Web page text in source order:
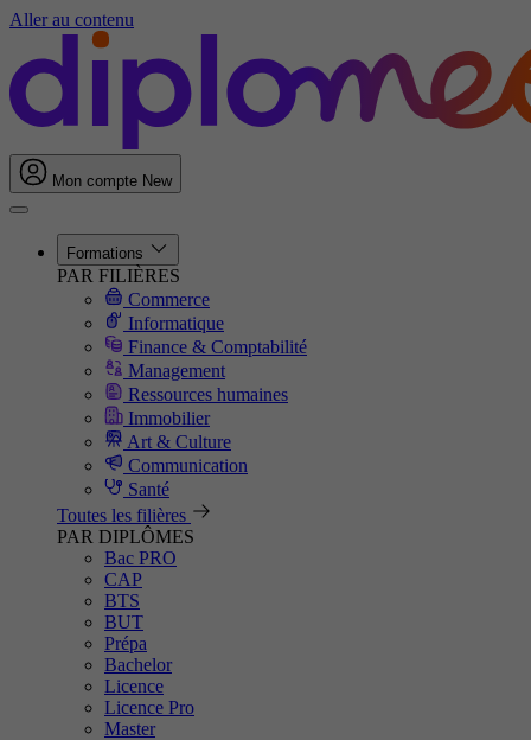
Aller au contenu
Mon compte New
Formations
PAR FILIÈRES
Commerce
Informatique
Finance & Comptabilité
Management
Ressources humaines
Immobilier
Art & Culture
Communication
Santé
Toutes les filières
PAR DIPLÔMES
Bac PRO
CAP
BTS
BUT
Prépa
Bachelor
Licence
Licence Pro
Master